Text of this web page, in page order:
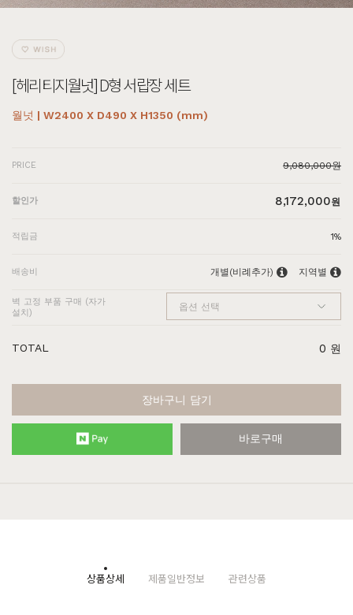
[헤리티지월넛] D형 서랍장 세트
월넛 | W2400 X D490 X H1350 (mm)
PRICE 9,080,000원
할인가 8,172,000원
적립금 1%
배송비 개별(비례추가) 지역별
벽 고정 부품 구매 (자가
설치)
TOTAL 0 원
장바구니 담기
바로구매
상품상세 제품일반정보 관련상품